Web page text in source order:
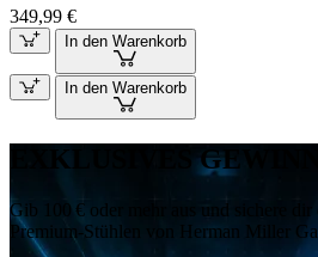
349,99 €
In den Warenkorb
In den Warenkorb
EXKLUSIVES
Gib 100 € oder mehr aus und sichere
Premium-Stühlen von Herman Miller